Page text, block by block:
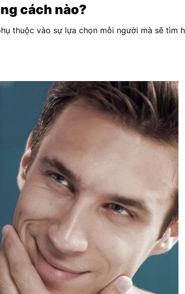
cách nào?
thuộc vào sự lựa chọn mỗi người mà sẽ tìm